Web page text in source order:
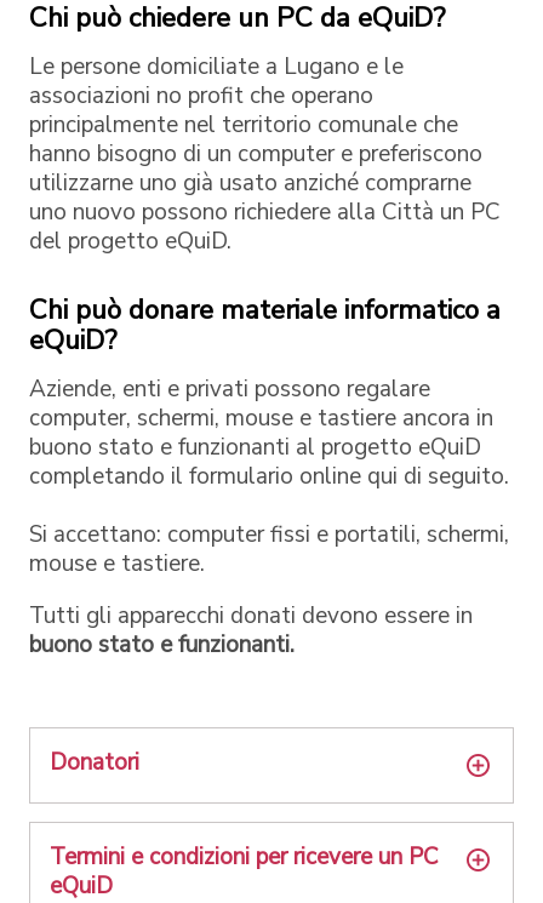
Chi può chiedere un PC da eQuiD?
Le persone domiciliate a Lugano e le
associazioni no profit che operano
principalmente nel territorio comunale che
hanno bisogno di un computer e preferiscono
utilizzarne uno già usato anziché comprarne
uno nuovo possono richiedere alla Città un PC
del progetto eQuiD.
Chi può donare materiale informatico a
eQuiD?
Aziende, enti e privati possono regalare
computer, schermi, mouse e tastiere ancora in
buono stato e funzionanti al progetto eQuiD
completando il formulario online qui di seguito.
Si accettano: computer fissi e portatili, schermi,
mouse e tastiere.
Tutti gli apparecchi donati devono essere in
buono stato e funzionanti.
Donatori
Termini e condizioni per ricevere un PC
eQuiD